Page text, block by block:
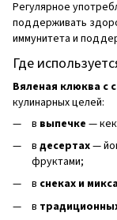
Регулярное
поддерживать
иммунитета и
Где
Вяленая клюква с
кулинарных целей:
в выпечке —
в десертах—
фруктами;
в снеках и
в